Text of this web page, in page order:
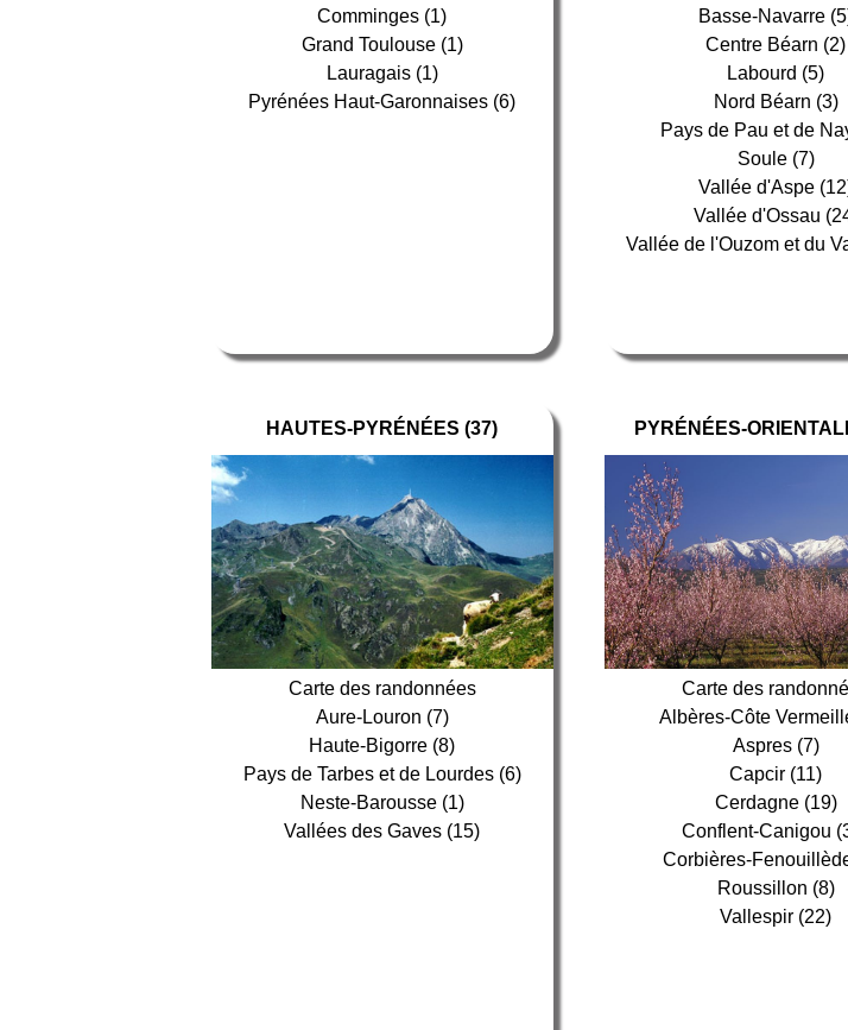
Comminges (1)
Grand Toulouse (1)
Lauragais (1)
Pyrénées Haut-Garonnaises (6)
Basse-Navarre
Centre Béarn (2)
Labourd (5)
Nord Béarn (3)
Pays de Pau et de
Soule (7)
Vallée d'Aspe
Vallée d'Ossau
Vallée de l'Ouzom et du
HAUTES-PYRÉNÉES (37)
Carte des randonnées
Aure-Louron (7)
Haute-Bigorre (8)
Pays de Tarbes et de Lourdes (6)
Neste-Barousse (1)
Vallées des Gaves (15)
PYRÉNÉES-
Carte des
Albères-Côte
Aspres (7)
Capcir (11)
Cerdagne (19)
Conflent-Canigou
Corbières-
Roussillon (8)
Vallespir (22)